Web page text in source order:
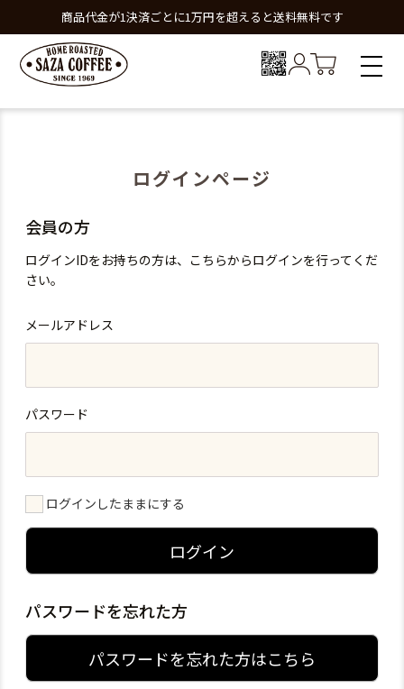
商品代金が1決済ごとに1万円を超えると送料無料です
ログインページ
会員の方
ログインIDをお持ちの方は、こちらからログインを行ってくだ
さい。
メールアドレス
パスワード
ログインしたままにする
ログイン
パスワードを忘れた方
パスワードを忘れた方はこちら